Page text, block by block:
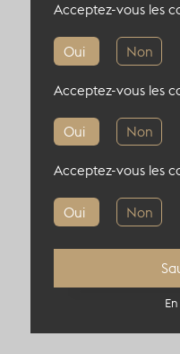
Capacité du
100 pers en
50 pers en
Informations
Localisation :
Oui Non
Acceptez-vous les
Oui Non
Acceptez-vous les
Oui Non
Acceptez-vous les